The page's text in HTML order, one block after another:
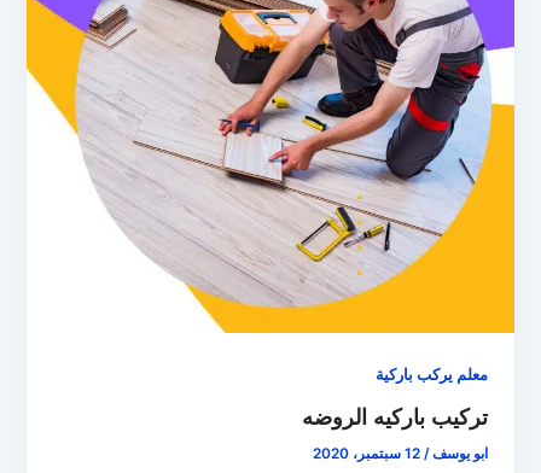
معلم يركب باركية
تركيب باركيه الروضه
ابو يوسف/12 سبتمبر، 2020